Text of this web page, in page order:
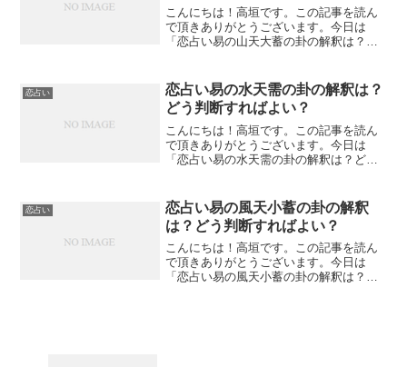
こんにちは！高垣です。この記事を読ん
で頂きありがとうございます。今日は
「恋占い易の山天大蓄の卦の解釈は？ど
害は何が困る？発達障害はいつも「関係
性がうまく行かない」障害で...
恋占い
恋占い易の水天需の卦の解釈は？
どう判断すればよい？
こんにちは！高垣です。この記事を読ん
で頂きありがとうございます。今日は
「恋占い易の水天需の卦の解釈は？どう
は何が困る？発達障害はいつも「関係性
がうまく行かない」障害です...
恋占い
恋占い易の風天小蓄の卦の解釈
は？どう判断すればよい？
こんにちは！高垣です。この記事を読ん
で頂きありがとうございます。今日は
「恋占い易の風天小蓄の卦の解釈は？ど